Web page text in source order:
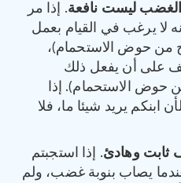
الغضب ليست نافعة. إذا مر
لا يرغب في القيام بعمل
من حوض الاستحمام)،
على أن يفعل ذلك
حوض الاستحمام). إذا
ابنكم يريد شيئا ما، فلا
ثابت وهادئ. إذا استجبتم
يصاب بنوبة غضب، ولم